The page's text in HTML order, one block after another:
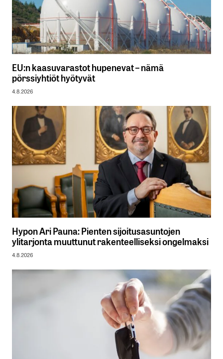
EU:n kaasuvarastot hupenevat – nämä
pörssiyhtiöt hyötyvät
4.8.2026
Hypon Ari Pauna: Pienten sijoitusasuntojen
ylitarjonta muuttunut rakenteelliseksi ongelmaksi
4.8.2026